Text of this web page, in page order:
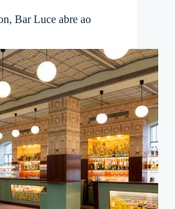
Bar Luce abre ao